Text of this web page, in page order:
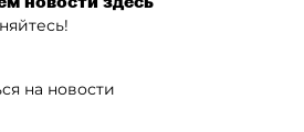
на новости